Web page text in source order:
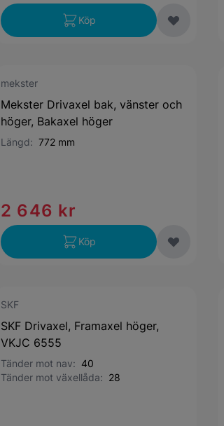
Köp
mekster
Mekster Drivaxel bak, vänster och
höger, Bakaxel höger
Längd: 772 mm
2 646 kr
Köp
SKF
SKF Drivaxel, Framaxel höger,
VKJC 6555
Tänder mot nav: 40
Tänder mot växellåda: 28